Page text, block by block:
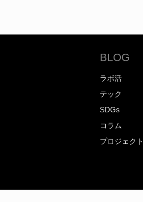
BLOG
ラボ活
テック
SDGs
コラム
プロジェクト